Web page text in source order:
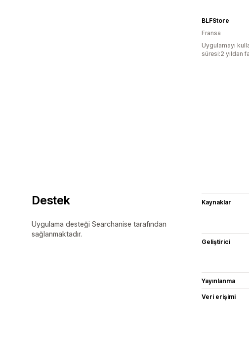
BLFStore
Fransa
Uygulamayı
süresi:2 yıldan
Destek
Uygulama desteği Searchanise tarafından
sağlanmaktadır.
Kaynaklar
Geliştirici
Yayınlanma
Veri erişimi